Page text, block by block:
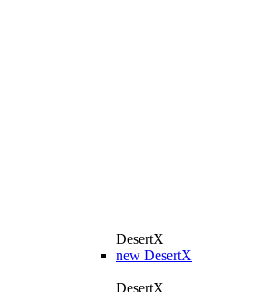
DesertX
new DesertX
DesertX